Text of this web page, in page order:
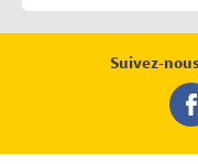
Suivez-